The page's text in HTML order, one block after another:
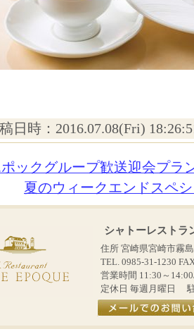
日時：2016.07.08(Fri)
ックグループ歓送迎会プラ
夏のウィークエンドスペ
シャトーレスト
住所 宮崎県宮崎市霧
TEL. 0985-31-1230
営業時間 11:30～
定休日 毎週月曜日